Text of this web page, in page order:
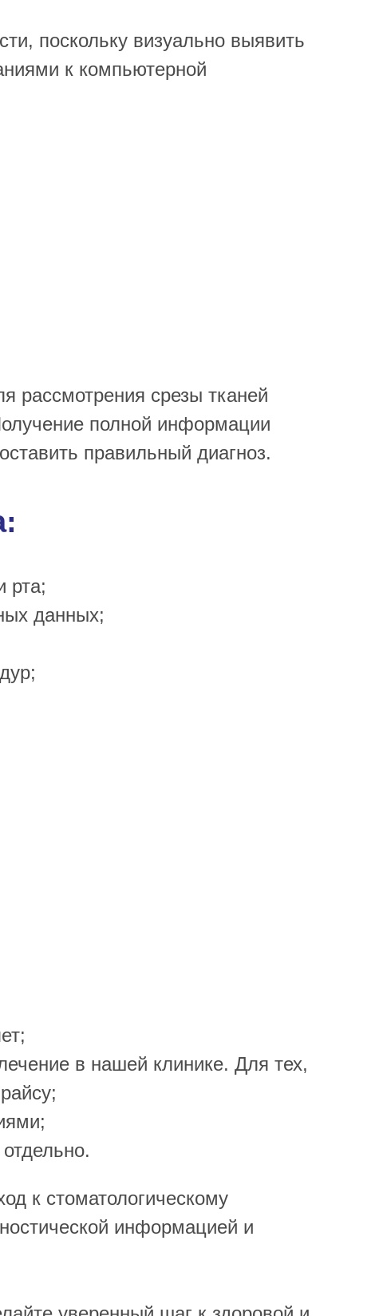
поскольку визуально выявить
к компьютерной
рассмотрения срезы тканей
полной информации
правильный диагноз.
рта;
данных;
в нашей клинике. Для тех,
к стоматологическому
информацией и